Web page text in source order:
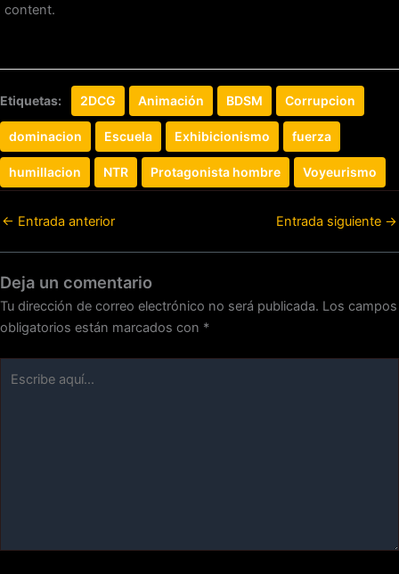
content.
Etiquetas: 2DCG Animación BDSM Corrupcion
dominacion Escuela Exhibicionismo fuerza
humillacion NTR Protagonista hombre Voyeurismo
← Entrada anterior Entrada siguiente →
Deja un comentario
Tu dirección de correo electrónico no será publicada. Los campos
obligatorios están marcados con *
aquí...